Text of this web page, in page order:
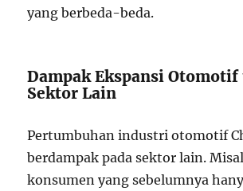
yang berbeda-beda.
Dampak Ekspansi Otomotif
Sektor Lain
Pertumbuhan industri otomotif
berdampak pada sektor lain.
konsumen yang sebelumnya